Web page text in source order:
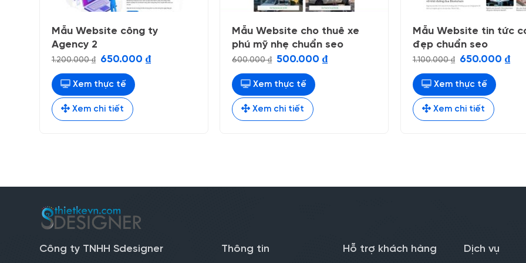
Mẫu Website công ty
Agency 2
1.200.000₫
Giá
là:
1.200.000 ₫.
650.000 ₫Giá
hiện
Xem thực tế
Xem chi tiết
Mẫu Website cho thuê xe
phú mỹ nhẹ chuẩn seo
600.000₫ Giá
là:
600.000 ₫.
500.000₫Giá
hiện
Xem thực tế
Xem chi tiết
Mẫu Website tin tức
đẹp chuẩn seo
1.100.000₫
Giá
là:
1.100.000 ₫.
650.000 ₫Giá
hiện
Xem thực tế
Xem chi tiết
Công ty TNHH Sdesigner Thông tin Hỗ trợ khách hàng Dịch vụ